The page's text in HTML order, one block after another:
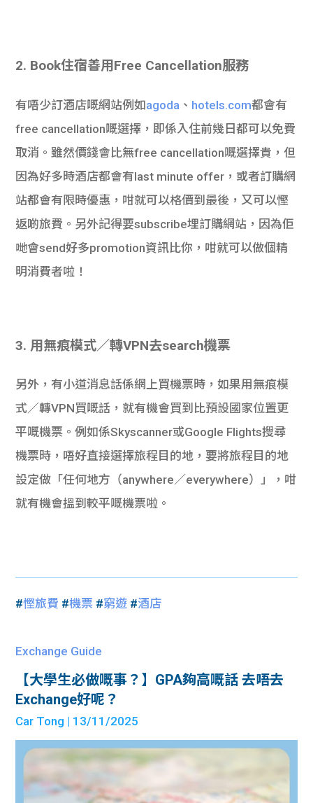
2. Book住宿善用Free Cancellation服務
有唔少訂酒店嘅網站例如agoda 、 hotels.com都會有
free cancellation嘅選擇，即係入住前幾日都可以免費
取消。雖然價錢會比無free cancellation嘅選擇貴，但
因為好多時酒店都會有last minute offer，或者訂購網
站都會有限時優惠，咁就可以格價到最後，又可以慳
返啲旅費。另外記得要subscribe埋訂購網站，因為佢
哋會send好多promotion資訊比你，咁就可以做個精
明消費者啦！
3. 用無痕模式／轉VPN去search機票
另外，有小道消息話係網上買機票時，如果用無痕模
式／轉VPN買嘅話，就有機會買到比預設國家位置更
平嘅機票。例如係Skyscanner或Google Flights搜尋
機票時，唔好直接選擇旅程目的地，要將旅程目的地
設定做「任何地方（anywhere／everywhere）」，咁
就有機會搵到較平嘅機票啦。
#慳旅費 #機票 #窮遊 #酒店
Exchange Guide
【大學生必做嘅事？】GPA夠高嘅話 去唔去
Exchange好呢？
Car Tong | 13/11/2025